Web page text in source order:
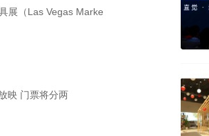
展（Las Vegas Marke
今届电影节首次迎来东帝汶参与 呈献逾30部精选电影 由8月20日至9月27日于香港多个场地免费放映 门票将分两